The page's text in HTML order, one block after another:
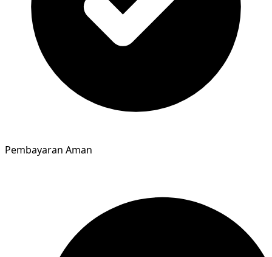
Pembayaran Aman